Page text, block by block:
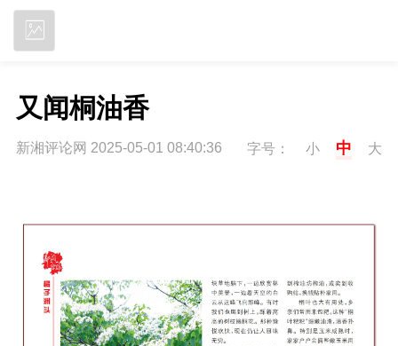
又闻桐油香
新湘评论网 2025-05-01 08:40:36 字号： 小 中 大